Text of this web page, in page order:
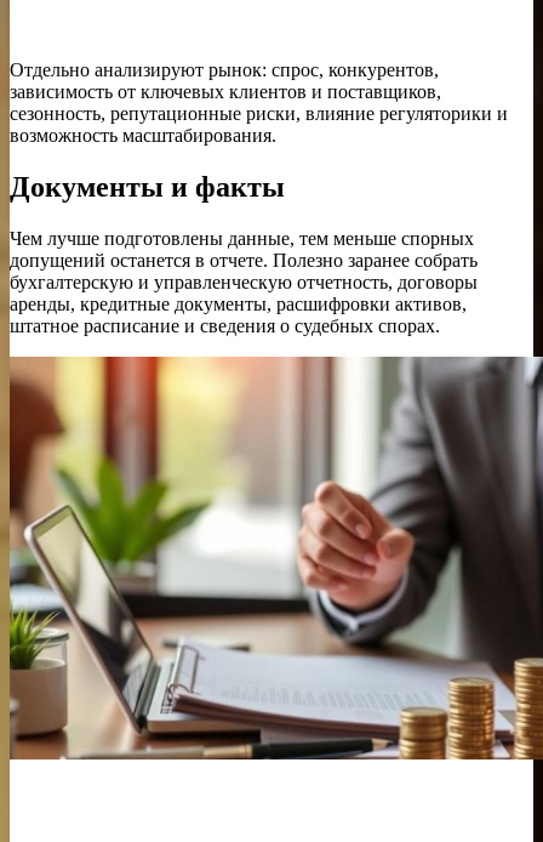
Отдельно анализируют рынок: спрос, конкурентов,
зависимость от ключевых клиентов и поставщиков,
сезонность, репутационные риски, влияние регуляторики и
возможность масштабирования.
Документы и факты
Чем лучше подготовлены данные, тем меньше спорных
допущений останется в отчете. Полезно заранее собрать
бухгалтерскую и управленческую отчетность, договоры
аренды, кредитные документы, расшифровки активов,
штатное расписание и сведения о судебных спорах.